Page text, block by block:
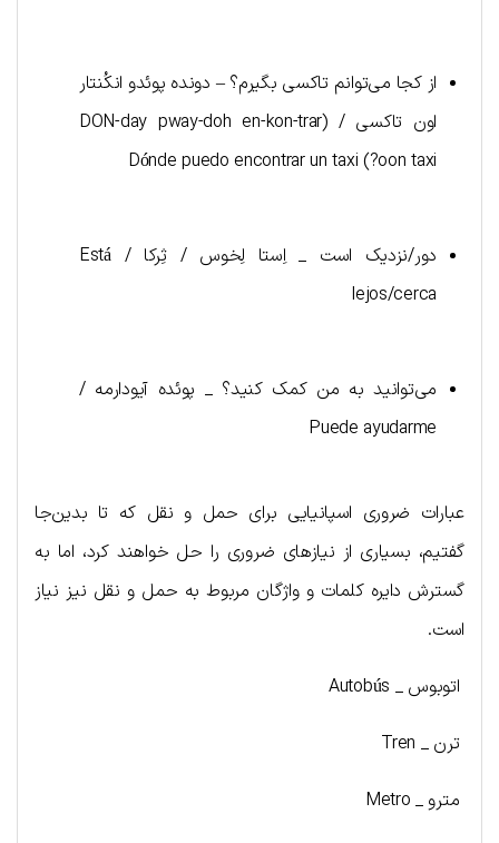
از کجا می‌توانم تاکسی بگیرم؟ – دونده پوئدو انکُنتار
اون تاکسی / (DON-day pway-doh en-kon-trar
oon taxi?) Dónde puedo encontrar un taxi
دور/نزدیک است _ اِستا لِخوس / ثِرکا / Está
lejos/cerca
می‌توانید به من کمک کنید؟ _ پوئده آیودارمه /
Puede ayudarme
عبارات ضروری اسپانیایی برای حمل و نقل که تا بدین‌جا
گفتیم، بسیاری از نیازهای ضروری را حل خواهند کرد، اما به
گسترش دایره کلمات و واژگان مربوط به حمل و نقل نیز نیاز
است.
اتوبوس _ Autobús
ترن _ Tren
مترو _ Metro